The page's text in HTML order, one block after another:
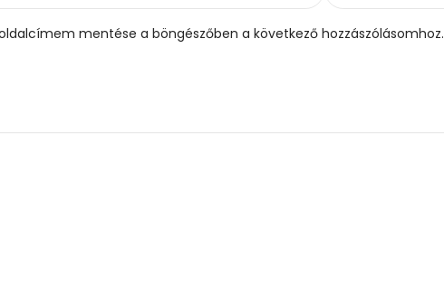
mentése a böngészőben a következő hozzászólásomhoz.